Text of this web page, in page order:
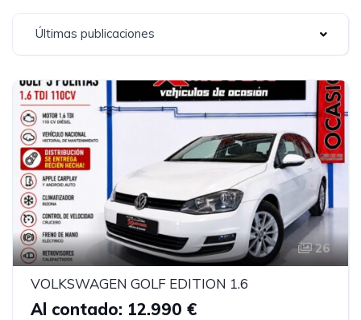
Últimas publicaciones
26
VOLKSWAGEN GOLF EDITION 1.6
Al contado: 12.990 €